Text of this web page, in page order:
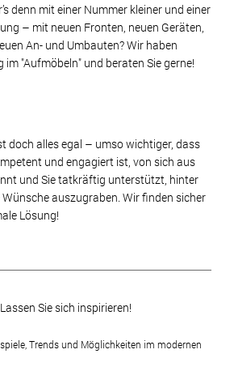
denn mit einer Nummer kleiner und einer
– mit neuen Fronten, neuen Geräten,
An- und Umbauten? Wir haben
"Aufmöbeln" und beraten Sie gerne!
doch alles egal – umso wichtiger, dass
und engagiert ist, von sich aus
und Sie tatkräftig unterstützt, hinter
auszugraben. Wir finden sicher
Lösung!
Sie sich inspirieren!
Trends und Möglichkeiten im modernen